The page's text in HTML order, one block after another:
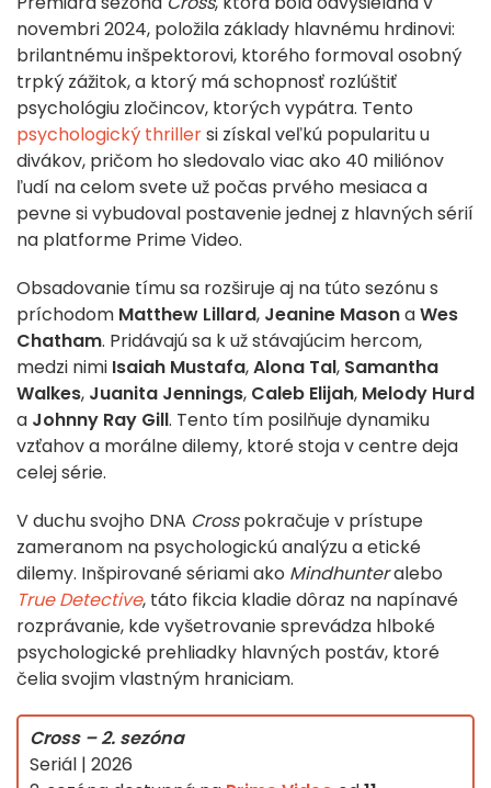
novembri 2024, položila základy hlavnému hrdinovi:
brilantnému inšpektorovi, ktorého formoval osobný
trpký zážitok, a ktorý má schopnosť rozlúštiť
psychológiu zločincov, ktorých vypátra. Tento
psychologický thrillersi získal veľkú popularitu u
divákov, pričom ho sledovalo viac ako 40 miliónov
ľudí na celom svete už počas prvého mesiaca a
pevne si vybudoval postavenie jednej z hlavných sérií
na platforme Prime Video.
Obsadovanie tímu sa rozširuje aj na túto sezónu s
príchodom Matthew Lillard, Jeanine MasonaWes
Chatham. Pridávajú sa k už stávajúcim hercom,
medzi nimi Isaiah Mustafa,Alona Tal, Samantha
Walkes, Juanita Jennings, Caleb Elijah, Melody Hurd
a Johnny Ray Gill. Tento tím posilňuje dynamiku
vzťahov a morálne dilemy, ktoré stoja v centre deja
celej série.
V duchu svojho DNA Crosspokračuje v prístupe
zameranom na psychologickú analýzu a etické
dilemy. Inšpirované sériami ako Mindhunteralebo
True Detective, táto fikcia kladie dôraz na napínavé
rozprávanie, kde vyšetrovanie sprevádza hlboké
psychologické prehliadky hlavných postáv, ktoré
čelia svojim vlastným hraniciam.
Cross – 2. sezóna
Seriál | 2026